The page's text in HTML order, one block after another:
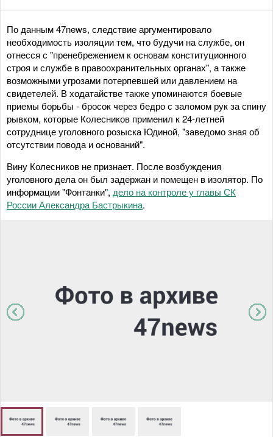
По данным 47news, следствие аргументировало
необходимость изоляции тем, что будучи на службе, он
отнесся с "пренебрежением к основам конституционного
строя и службе в правоохранительных органах", а также
возможными угрозами потерпевшей или давлением на
свидетелей. В ходатайстве также упоминаются боевые
приемы борьбы - бросок через бедро с заломом рук за спину
рывком, которые Колесников применил к 24-летней
сотруднице уголовного розыска Юдиной, "заведомо зная об
отсутствии повода и оснований".
Вину Колесников не признает. После возбуждения
уголовного дела он был задержан и помещен в изолятор. По
информации "Фонтанки", дело на контроле у главы СК
России Александра Бастрыкина.